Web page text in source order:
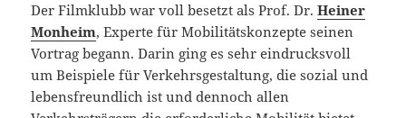
Der Filmklubb war voll besetzt als Prof. Dr.Heiner
Monheim, Experte für Mobilitätskonzepte seinen
Vortrag begann. Darin ging es sehr eindrucksvoll
um Beispiele für Verkehrsgestaltung, die sozial und
lebensfreundlich ist und dennoch allen